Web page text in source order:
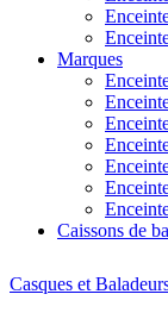
Marques
Caissons de
Casques et